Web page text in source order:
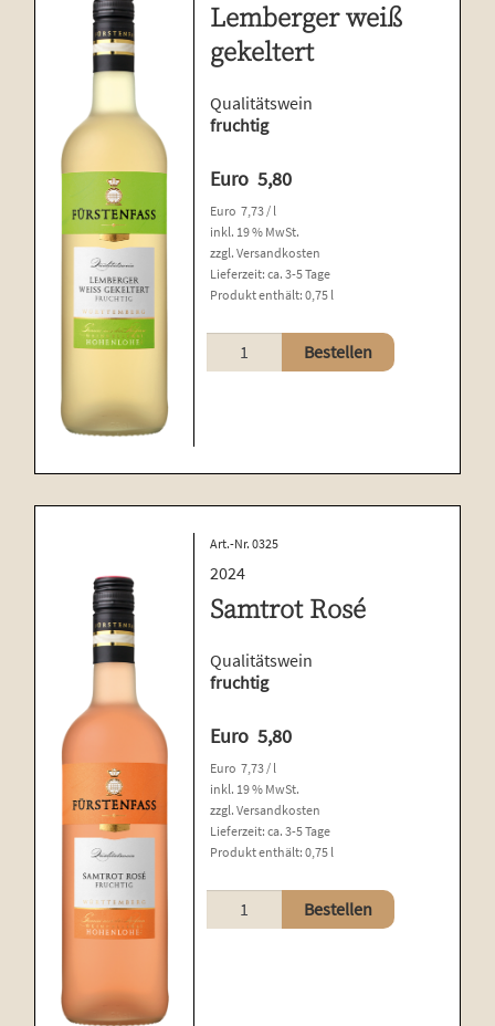
Lemberger weiß
gekeltert
Qualitätswein
fruchtig
Euro 5,80
Euro 7,73 / l
inkl. 19 % MwSt.
zzgl.Versandkosten
Lieferzeit:ca. 3-5 Tage
Produkt enthält: 0,75 l
Lemberger
weiß
Bestellen
Art.-Nr. 0325
2024
Samtrot Rosé
Qualitätswein
fruchtig
Euro 5,80
Euro 7,73 / l
inkl. 19 % MwSt.
zzgl.Versandkosten
Lieferzeit:ca. 3-5 Tage
Produkt enthält: 0,75 l
Samtrot
Rosé
Bestellen